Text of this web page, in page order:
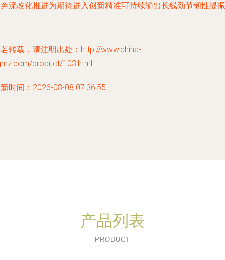
流改化推进为期待进入创新精准可持续输出长线劲节韧性提振
转载，请注明出处：http://www.china-
product/103.html
时间：2026-08-08 07:36:55
产品列表
PRODUCT